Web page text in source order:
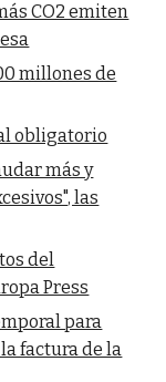
CO2 emiten
millones de
obligatorio
más y
las
del
Press
para
factura de la